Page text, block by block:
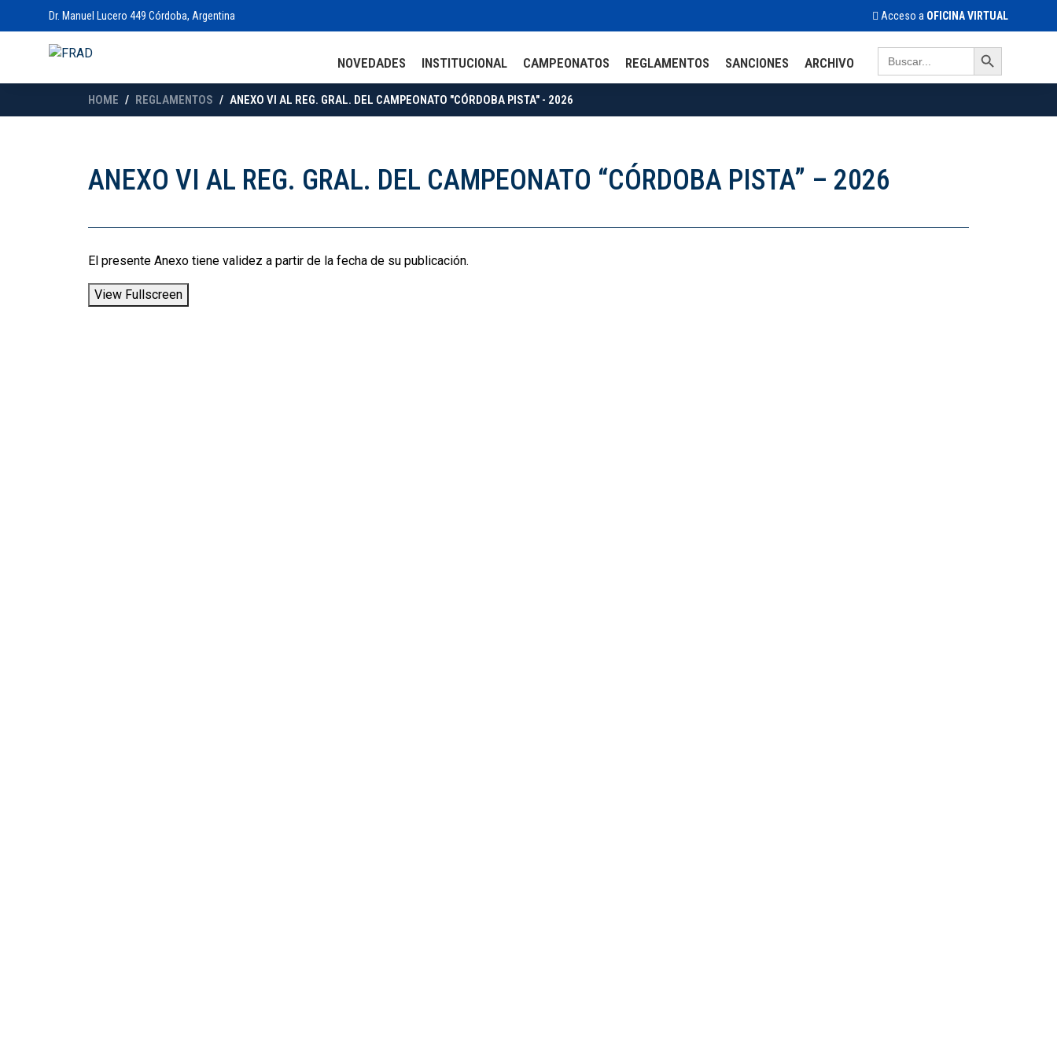
Dr. Manuel Lucero 449 Córdoba, Argentina Acceso a OFICINA VIRTUAL
NOVEDADES INSTITUCIONAL CAMPEONATOS REGLAMENTOS SANCIONES ARCHIVO
Search
for:
Search Button
HOME REGLAMENTOS ANEXO VI AL REG. GRAL. DEL CAMPEONATO "CÓRDOBA PISTA" - 2026
ANEXO VI AL REG. GRAL. DEL CAMPEONATO “CÓRDOBA PISTA” – 2026
El presente Anexo tiene validez a partir de la fecha de su publicación.
View Fullscreen